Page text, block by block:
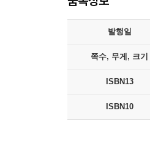
발행일
쪽수, 무게, 크기
ISBN13
ISBN10